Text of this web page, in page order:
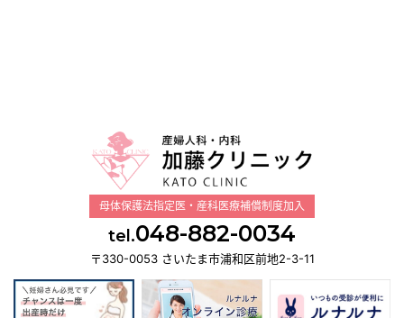
母体保護法指定医・産科医療補償制度加入
tel.048-882-0034
〒330-0053 さいたま市浦和区前地2-3-11